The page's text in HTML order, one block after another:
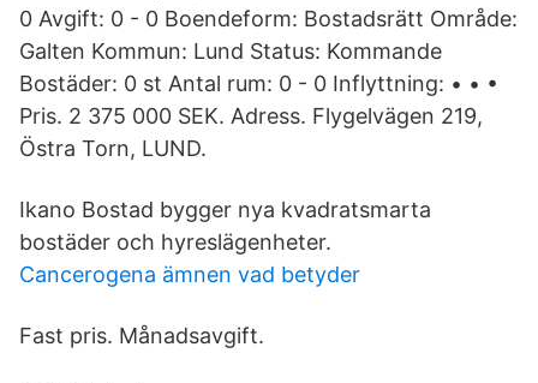
0 Avgift: 0 - 0 Boendeform: Bostadsrätt Område:
Galten Kommun: Lund Status: Kommande
Bostäder: 0 st Antal rum: 0 - 0 Inflyttning: • • •
Pris. 2 375 000 SEK. Adress. Flygelvägen 219,
Östra Torn, LUND.
Ikano Bostad bygger nya kvadratsmarta
bostäder och hyreslägenheter.
Cancerogena ämnen vad betyder
Fast pris. Månadsavgift.